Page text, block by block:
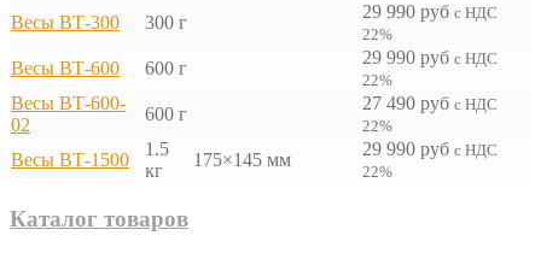
Весы ВТ-300 300 г
29 990 руб с НДС
22%
Весы ВТ-600 600 г
29 990 руб с НДС
22%
Весы ВТ-600-
02
600 г
27 490 руб с НДС
22%
Весы ВТ-1500
1.5
кг
175×145 мм
29 990 руб с НДС
22%
Каталог товаров